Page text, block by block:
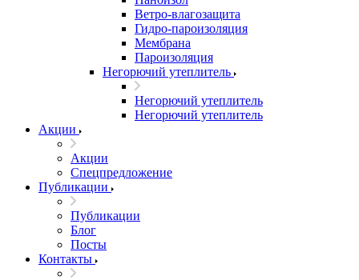
Ветро-влагозащита
Гидро-пароизоляция
Мембрана
Пароизоляция
Негорючий утеплитель
Негорючий утеплитель
Негорючий утеплитель
Акции
Акции
Спецпредложение
Публикации
Публикации
Блог
Посты
Контакты